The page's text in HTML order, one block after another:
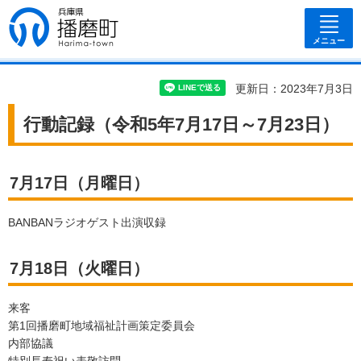
兵庫県 播磨
町
メニュー
更新日：2023年7月3日
行動記録（令和5年7月17日～7月23日）
7月17日（月曜日）
BANBANラジオゲスト出演収録
7月18日（火曜日）
来客
第1回播磨町地域福祉計画策定委員会
内部協議